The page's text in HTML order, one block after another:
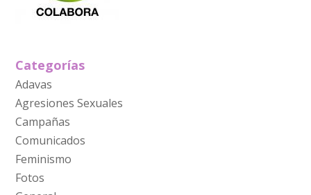
Categorías
Adavas
Agresiones Sexuales
Campañas
Comunicados
Feminismo
Fotos